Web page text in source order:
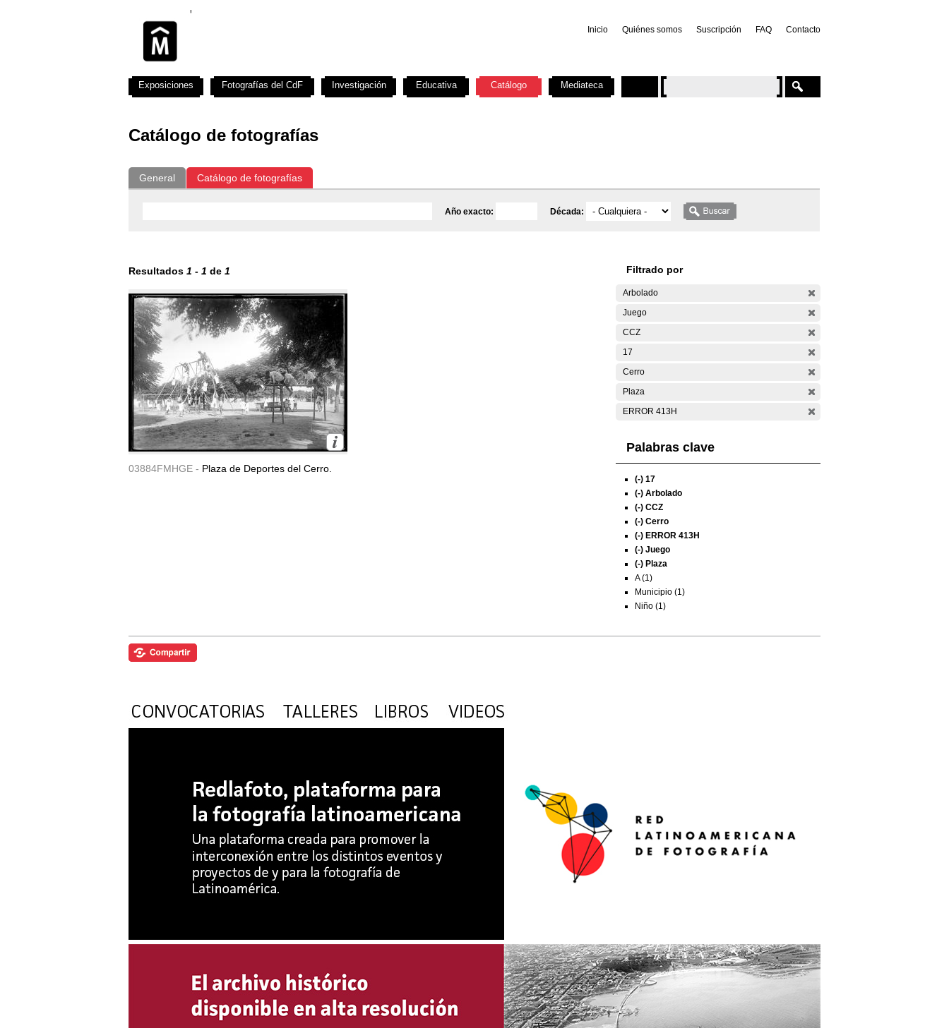
Inicio Quiénes somos Suscripción FAQ Contacto
Catálogo de fotografías
General Catálogo de fotografías
Año exacto: Década:
Resultados 1 - 1 de 1
03884FMHGE - Plaza de Deportes del Cerro.
Filtrado por
Arbolado
Juego
CCZ
17
Cerro
Plaza
ERROR 413H
Palabras clave
(-) 17
(-) Arbolado
(-) CCZ
(-) Cerro
(-) ERROR 413H
(-) Juego
(-) Plaza
A (1)
Municipio (1)
Niño (1)
Exposiciones Fotografías del CdF Investigación Educativa Catálogo Mediateca